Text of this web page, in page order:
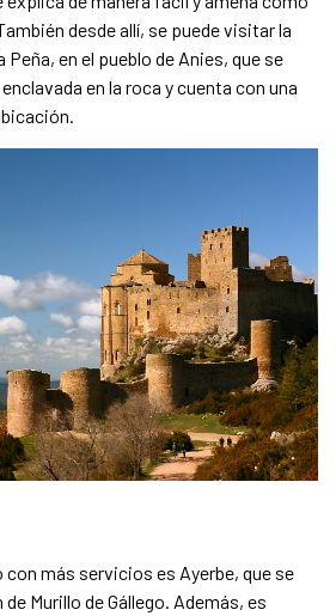
desde allí, se puede visitar la
Peña, en el pueblo de Anies, que se
en la roca y cuenta con una
con más servicios es Ayerbe, que se
Murillo de Gállego. Además, es